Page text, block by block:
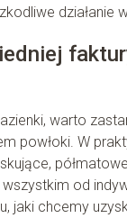
działanie
warto
powłoki. W
od
jaki chcemy